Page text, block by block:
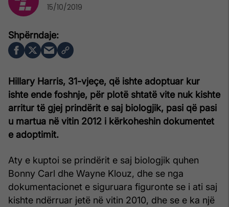
Hillary Harris, 31-vjeçe, që ishte adoptuar kur
ishte ende foshnje, për plotë shtatë vite nuk kishte
arritur të gjej prindërit e saj biologjik, pasi që pasi
u martua në vitin 2012 i kërkoheshin dokumentet
e adoptimit.
Aty e kuptoi se prindërit e saj biologjik quhen
Bonny Carl dhe Wayne Klouz, dhe se nga
dokumentacionet e siguruara figuronte se i ati saj
kishte ndërruar jetë në vitin 2010, dhe se e ka një
15/10/2019